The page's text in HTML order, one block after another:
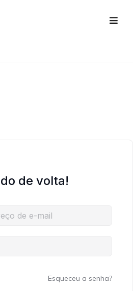
de volta!
Esqueceu a senha?